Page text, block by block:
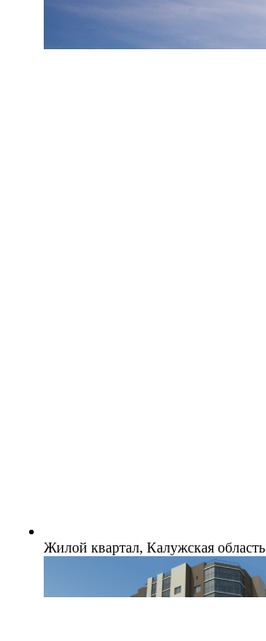
Жилой квартал, Калужская область